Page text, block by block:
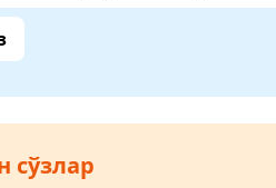
сўзлар